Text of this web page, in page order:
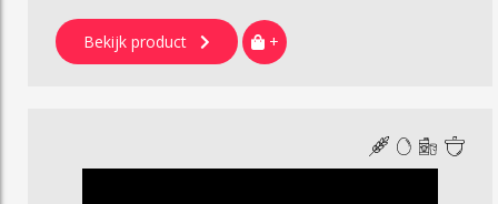
Bekijk product +